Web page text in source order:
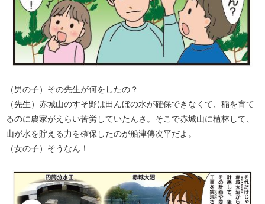
（男の子）その先生が何をしたの？
（先生）赤城山のすそ野は田んぼの水が確保できなくて、稲を育て
るのに農家がえらい苦労していたんさ。そこで赤城山に植林して、
山が水を貯える力を確保したのが船津傳次平だよ。
（女の子）そうなん！